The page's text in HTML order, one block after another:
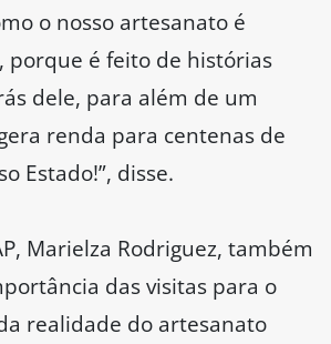
o nosso artesanato é
porque é feito de histórias
dele, para além de um
renda para centenas de
Estado!”, disse.
Marielza Rodriguez, também
das visitas para o
realidade do artesanato